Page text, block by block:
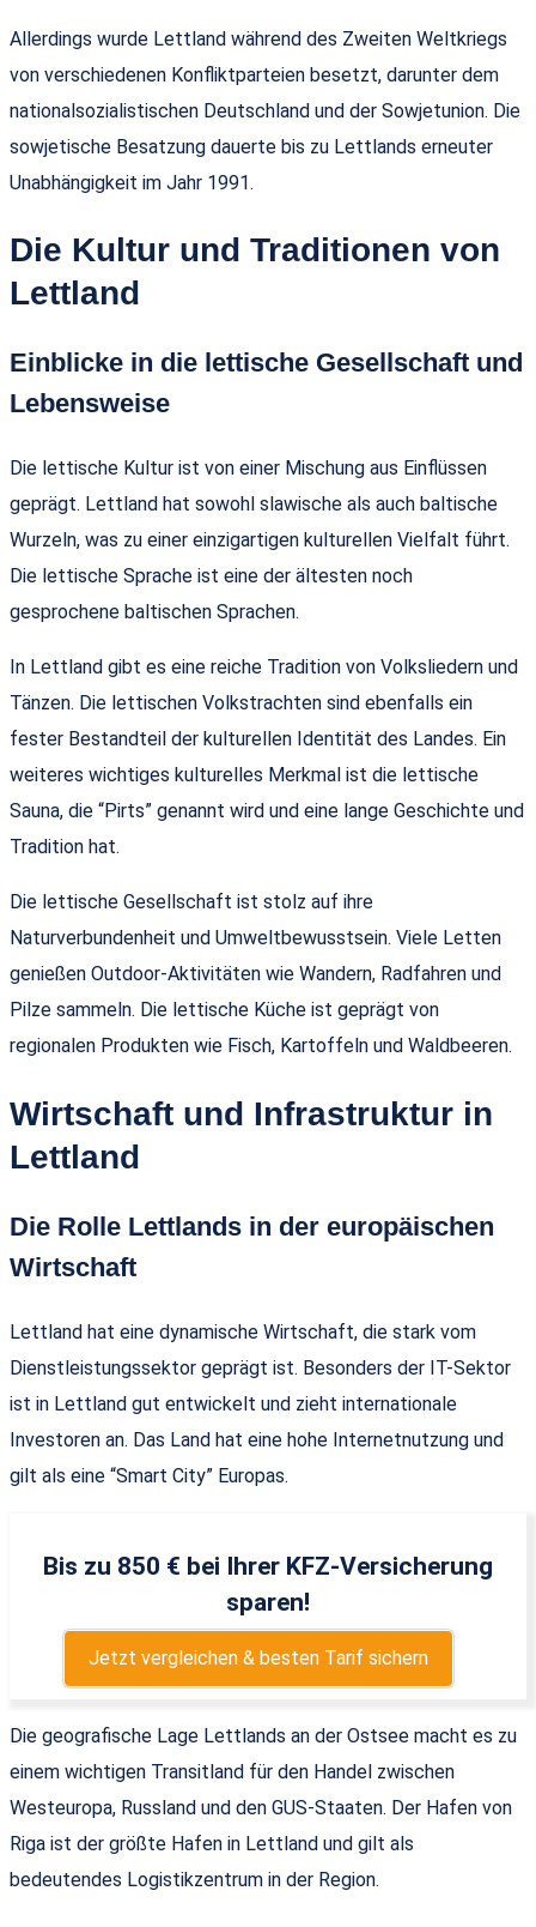
Allerdings wurde Lettland während des Zweiten Weltkriegs
von verschiedenen Konfliktparteien besetzt, darunter dem
nationalsozialistischen Deutschland und der Sowjetunion. Die
sowjetische Besatzung dauerte bis zu Lettlands erneuter
Unabhängigkeit im Jahr 1991.
Die Kultur und Traditionen von
Lettland
Einblicke in die lettische Gesellschaft und
Lebensweise
Die lettische Kultur ist von einer Mischung aus Einflüssen
geprägt. Lettland hat sowohl slawische als auch baltische
Wurzeln, was zu einer einzigartigen kulturellen Vielfalt führt.
Die lettische Sprache ist eine der ältesten noch
gesprochene baltischen Sprachen.
In Lettland gibt es eine reiche Tradition von Volksliedern und
Tänzen. Die lettischen Volkstrachten sind ebenfalls ein
fester Bestandteil der kulturellen Identität des Landes. Ein
weiteres wichtiges kulturelles Merkmal ist die lettische
Sauna, die “Pirts” genannt wird und eine lange Geschichte und
Tradition hat.
Die lettische Gesellschaft ist stolz auf ihre
Naturverbundenheit und Umweltbewusstsein. Viele Letten
genießen Outdoor-Aktivitäten wie Wandern, Radfahren und
Pilze sammeln. Die lettische Küche ist geprägt von
regionalen Produkten wie Fisch, Kartoffeln und Waldbeeren.
Wirtschaft und Infrastruktur in
Lettland
Die Rolle Lettlands in der europäischen
Wirtschaft
Lettland hat eine dynamische Wirtschaft, die stark vom
Dienstleistungssektor geprägt ist. Besonders der IT-Sektor
ist in Lettland gut entwickelt und zieht internationale
Investoren an. Das Land hat eine hohe Internetnutzung und
gilt als eine “Smart City” Europas.
Bis zu 850 € bei Ihrer KFZ-Versicherung
sparen!
Jetzt vergleichen & besten Tarif sichern
Die geografische Lage Lettlands an der Ostsee macht es zu
einem wichtigen Transitland für den Handel zwischen
Westeuropa, Russland und den GUS-Staaten. Der Hafen von
Riga ist der größte Hafen in Lettland und gilt als
bedeutendes Logistikzentrum in der Region.